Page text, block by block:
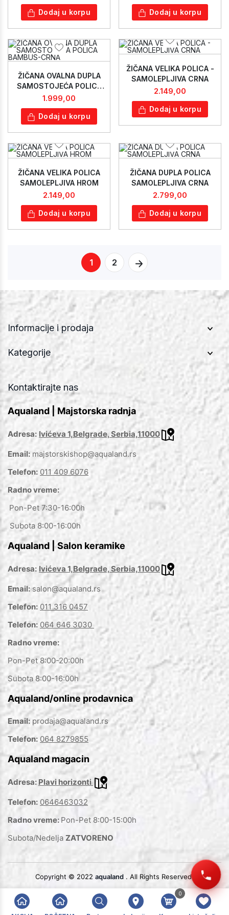
0
Dodaj u korpu Dodaj u korpu
ŽIČANA OVALNA DUPLA
SAMOSTOJEĆA POLICA
BAMBUS-CRNA
1.999,00
Dodaj u korpu
ŽIČANA VELIKA POLICA -
SAMOLEPLJIVA CRNA
2.149,00
Dodaj u korpu
ŽIČANA VELIKA POLICA
SAMOLEPLJIVA HROM
2.149,00
Dodaj u korpu
ŽIČANA DUPLA POLICA
SAMOLEPLJIVA CRNA
2.799,00
Dodaj u korpu
1 2
Informacije i prodaja
Kategorije
Kontaktirajte nas
Aqualand | Majstorska radnja
Adresa: Ivićeva 1,Belgrade, Serbia,11000
Email: majstorskishop@aqualand.rs
Telefon: 011 409 6076
Radno vreme:
Pon-Pet 7:30-16:00h
Subota 8:00-16:00h
Aqualand | Salon keramike
Adresa: Ivićeva 1,Belgrade, Serbia,11000
Email: salon@aqualand.rs
Telefon: 011 316 0457
Telefon: 064 646 3030
Radno vreme:
Pon-Pet 8:00-20:00h
Subota 8:00-16:00h
Aqualand/online prodavnica
Email: prodaja@aqualand.rs
Telefon: 064 8279855
Aqualand magacin
Adresa: Plavi horizonti
Telefon: 0646463032
Radno vreme: Pon-Pet 8:00-15:00h
Subota/Nedelja ZATVORENO
Copyright © 2022 aqualand . All Rights Reserved.